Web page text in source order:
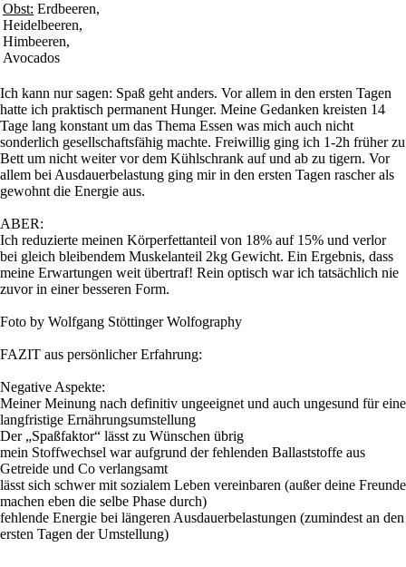
Obst: Erdbeeren,
Heidelbeeren,
Himbeeren,
Avocados
Ich kann nur sagen: Spaß geht anders. Vor allem in den ersten Tagen
hatte ich praktisch permanent Hunger. Meine Gedanken kreisten 14
Tage lang konstant um das Thema Essen was mich auch nicht
sonderlich gesellschaftsfähig machte. Freiwillig ging ich 1-2h früher zu
Bett um nicht weiter vor dem Kühlschrank auf und ab zu tigern. Vor
allem bei Ausdauerbelastung ging mir in den ersten Tagen rascher als
gewohnt die Energie aus.
ABER:
Ich reduzierte meinen Körperfettanteil von 18% auf 15% und verlor
bei gleich bleibendem Muskelanteil 2kg Gewicht. Ein Ergebnis, dass
meine Erwartungen weit übertraf! Rein optisch war ich tatsächlich nie
zuvor in einer besseren Form.
Foto by Wolfgang Stöttinger Wolfography
FAZIT aus persönlicher Erfahrung:
Negative Aspekte:
Meiner Meinung nach definitiv ungeeignet und auch ungesund für eine
langfristige Ernährungsumstellung
Der „Spaßfaktor“ lässt zu Wünschen übrig
mein Stoffwechsel war aufgrund der fehlenden Ballaststoffe aus
Getreide und Co verlangsamt
lässt sich schwer mit sozialem Leben vereinbaren (außer deine Freunde
machen eben die selbe Phase durch)
fehlende Energie bei längeren Ausdauerbelastungen (zumindest an den
ersten Tagen der Umstellung)